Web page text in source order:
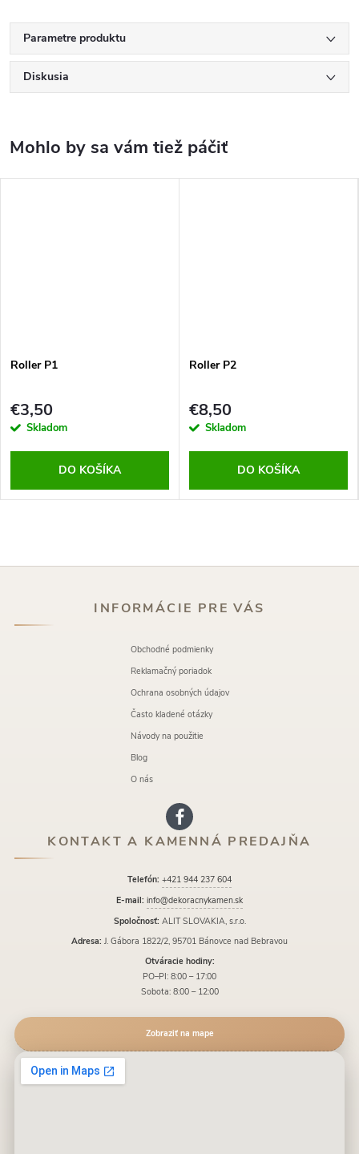
Parametre produktu
Diskusia
Roller P1
€3,50
Skladom
DO KOŠÍKA
Roller P2
€8,50
Skladom
DO KOŠÍKA
INFORMÁCIE PRE VÁS
Obchodné podmienky
Reklamačný poriadok
Ochrana osobných údajov
Často kladené otázky
Návody na použitie
Blog
O nás
KONTAKT A KAMENNÁ PREDAJŇA
Telefón: +421 944 237 604
E-mail: info@dekoracnykamen.sk
Spoločnosť: ALIT SLOVAKIA, s.r.o.
Adresa: J. Gábora 1822/2, 95701 Bánovce nad Bebravou
Otváracie hodiny:
PO–PI: 8:00 – 17:00
Sobota: 8:00 – 12:00
Zobraziť na mape